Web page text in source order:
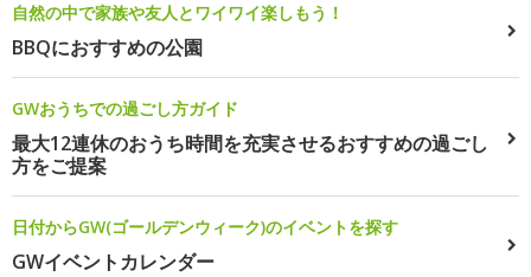
自然の中で家族や友人とワイワイ楽しもう！
BBQにおすすめの公園
GWおうちでの過ごし方ガイド
最大12連休のおうち時間を充実させるおすすめの過ごし
方をご提案
日付からGW(ゴールデンウィーク)のイベントを探す
GWイベントカレンダー